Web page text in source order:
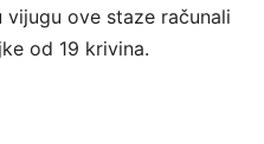
ove staze računali
od 19 krivina.